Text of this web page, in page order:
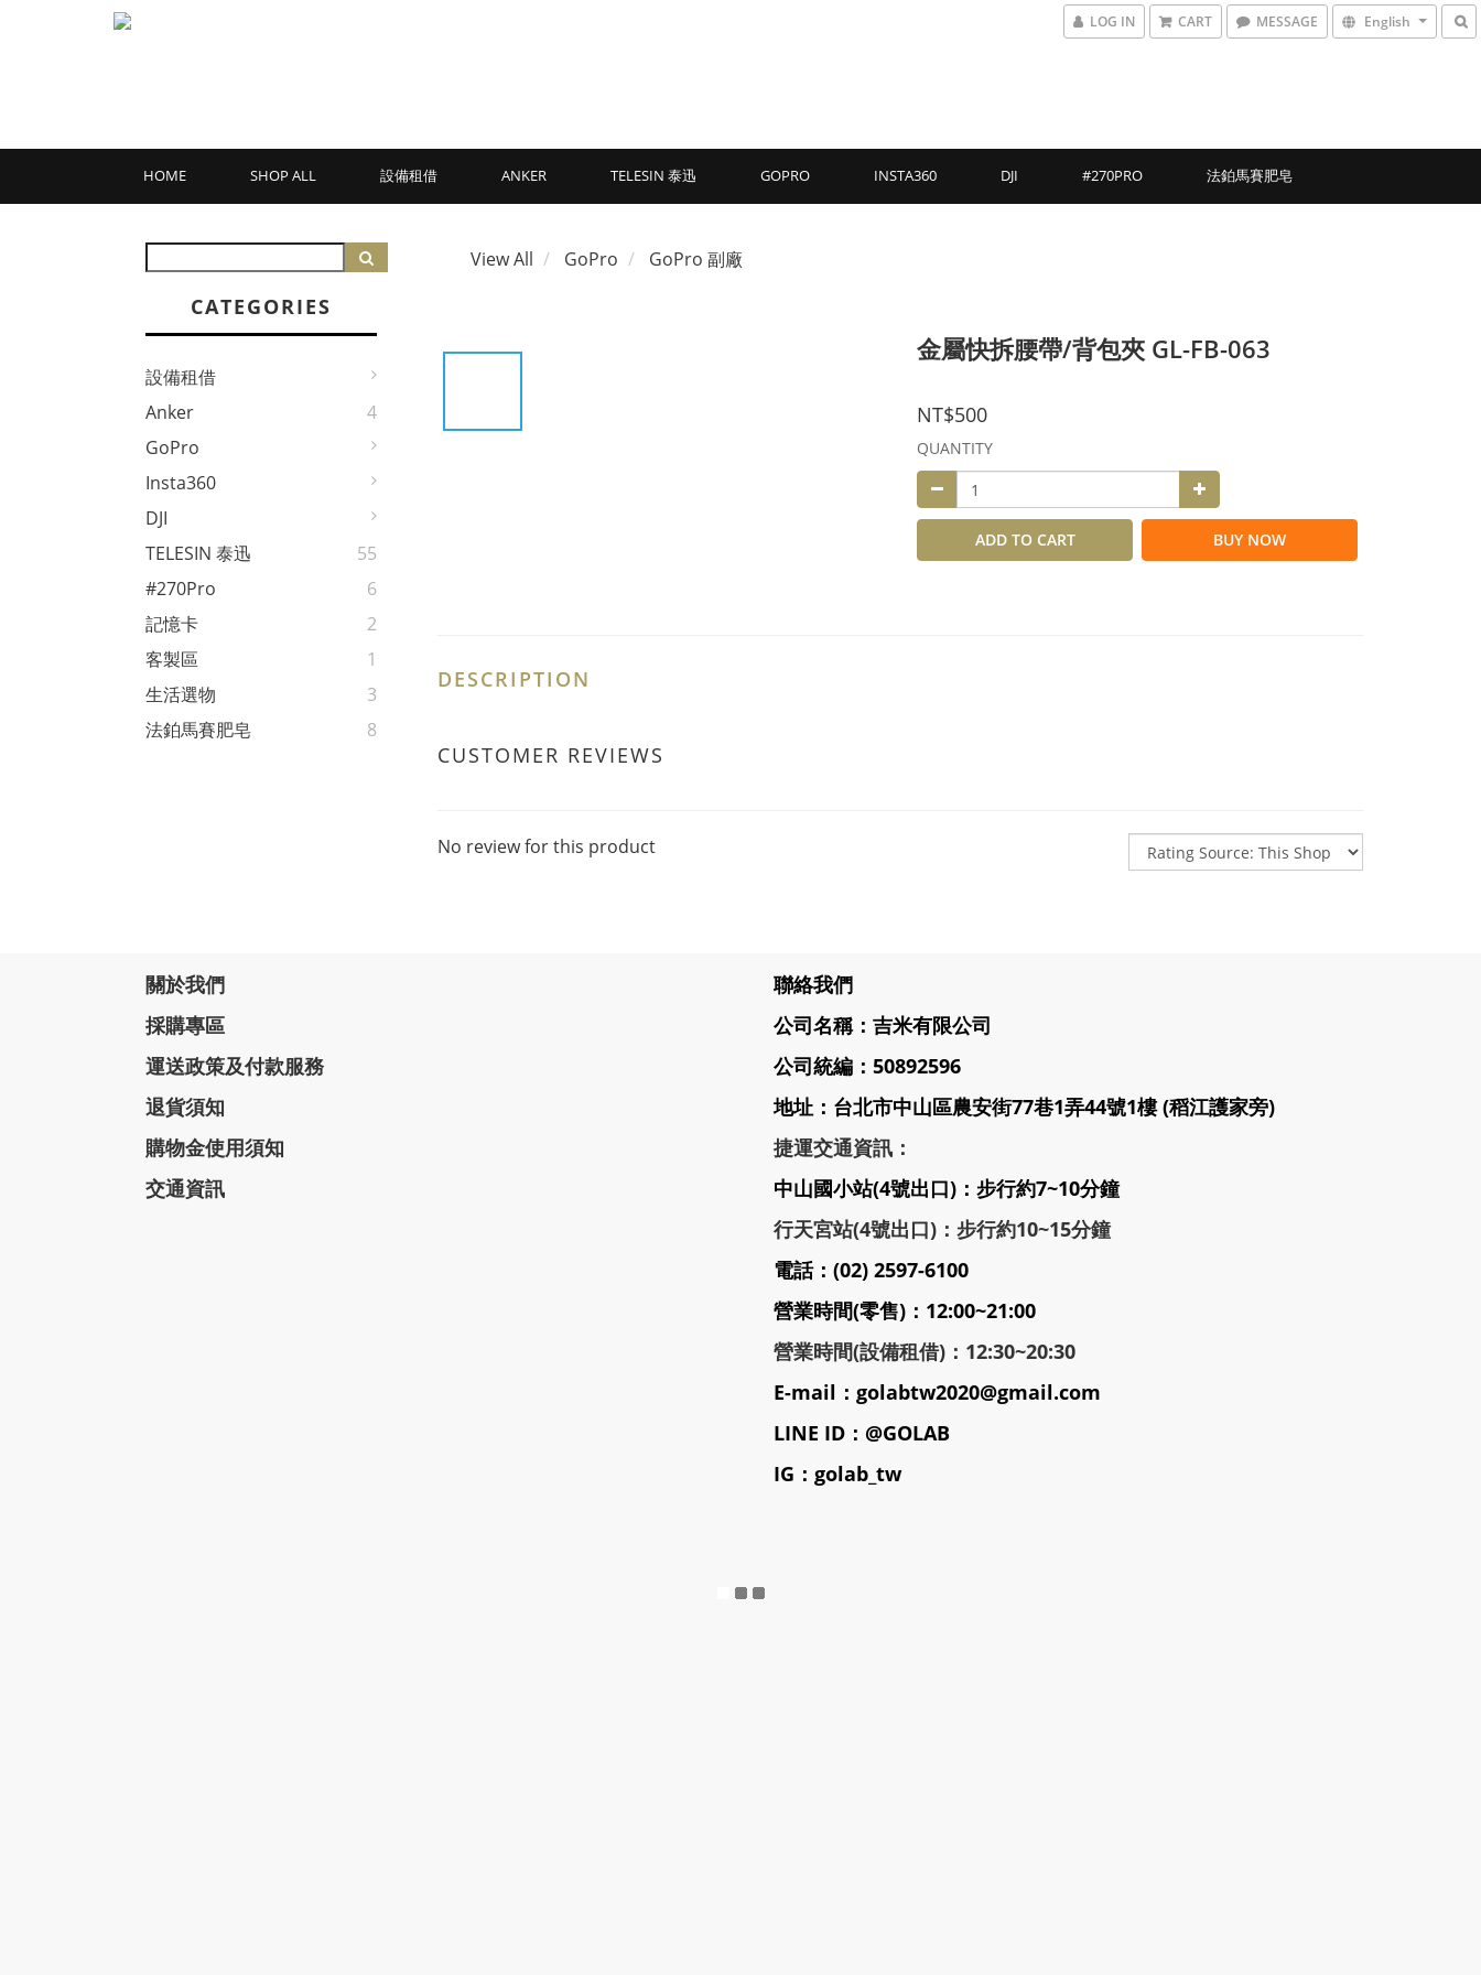
LOG IN CART MESSAGE English
HOME SHOP ALL 設備租借 ANKER TELESIN 泰迅 GOPRO INSTA360 DJI #270PRO 法鉑馬賽肥皂
CATEGORIES
設備租借
Anker
4
GoPro
Insta360
DJI
TELESIN 泰迅
55
#270Pro
6
記憶卡
2
客製區
1
生活選物
3
法鉑馬賽肥皂
8
View All GoPro GoPro 副廠
金屬快拆腰帶/背包夾 GL-FB-063
NT$500
QUANTITY
ADD TO CART BUY NOW
DESCRIPTION
CUSTOMER REVIEWS
No review for this product
關於我們
採購專區
運送政策及付款服務
退貨須知
購物金使用須知
交通資訊
聯絡我們
公司名稱：吉米有限公司
公司統編：50892596
地址：台北市中山區農安街77巷1弄44號1樓 (稻江護家旁)
捷運交通資訊：
中山國小站(4號出口)：步行約7~10分鐘
行天宮站(4號出口)：步行約10~15分鐘
電話：(02) 2597-6100
營業時間(零售)：12:00~21:00
營業時間(設備租借)：12:30~20:30
E-mail：golabtw2020@gmail.com
LINE ID：@GOLAB
IG：golab_tw